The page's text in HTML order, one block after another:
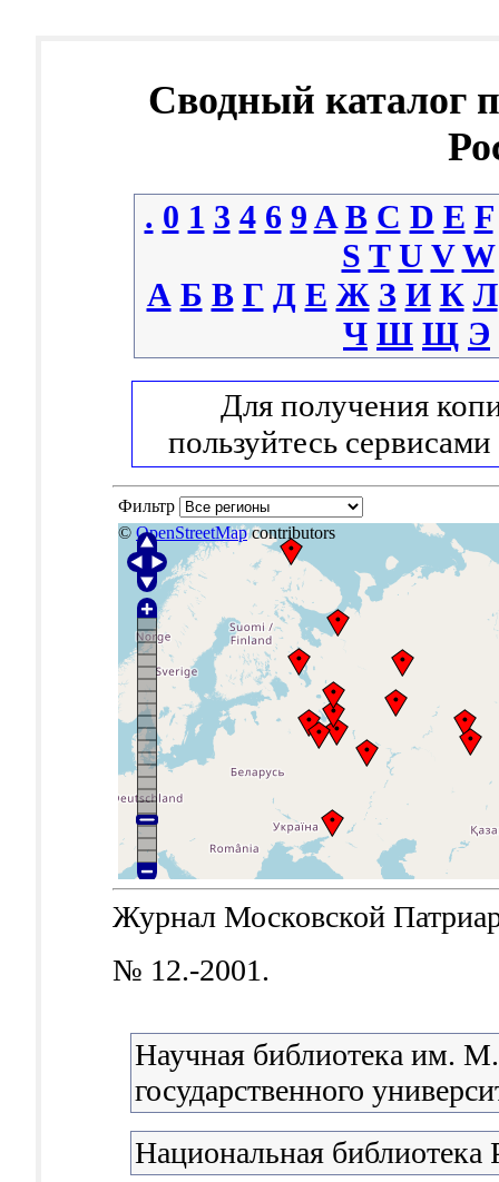
Сводный каталог
. 0 1 3 4 6 9 A B C D E F
S T U V W
А Б В Г Д Е Ж З И К Л
Ч Ш Щ Э
Для получения
пользуйтесь сервисами
Фильтр
© OpenStreetMapcontributors
Журнал Московской
№ 12.-2001.
Научная библиотека им.
государственного
Национальная